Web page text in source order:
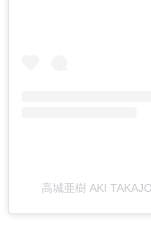
高城亜樹 AKI